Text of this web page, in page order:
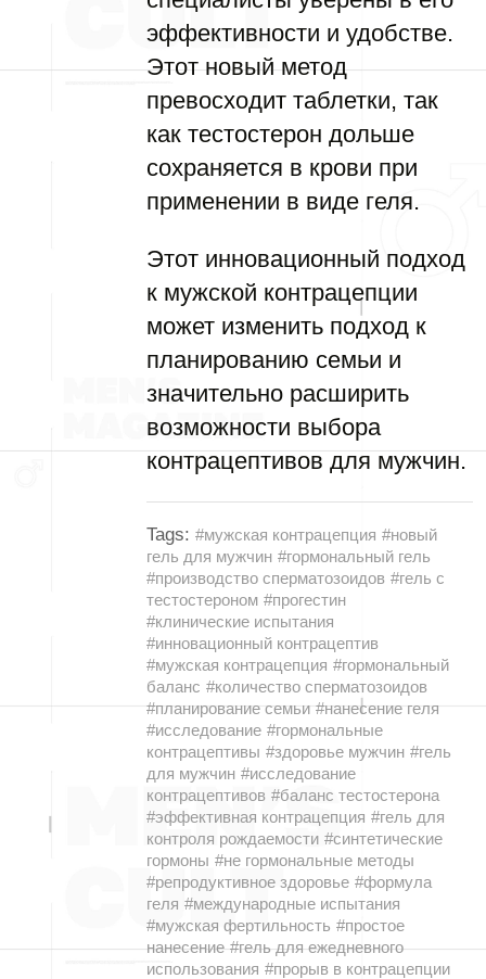
эффективности и удобстве.
Этот новый метод
превосходит таблетки, так
как тестостерон дольше
сохраняется в крови при
применении в виде геля.
Этот инновационный подход
к мужской контрацепции
может изменить подход к
планированию семьи и
значительно расширить
возможности выбора
контрацептивов для мужчин.
Tags: #мужская контрацепция #новый
гель для мужчин #гормональный гель
#производство сперматозоидов #гель с
тестостероном #прогестин
#клинические испытания
#инновационный контрацептив
#мужская контрацепция #гормональный
баланс #количество сперматозоидов
#планирование семьи #нанесение геля
#исследование #гормональные
контрацептивы #здоровье мужчин #гель
для мужчин #исследование
контрацептивов #баланс тестостерона
#эффективная контрацепция #гель для
контроля рождаемости #синтетические
гормоны #не гормональные методы
#репродуктивное здоровье #формула
геля #международные испытания
#мужская фертильность #простое
нанесение #гель для ежедневного
использования #прорыв в контрацепции